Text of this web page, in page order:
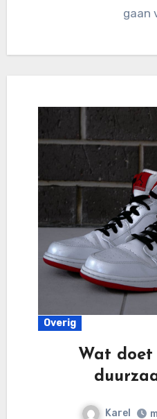
gaan
Overig
Wat
Karel